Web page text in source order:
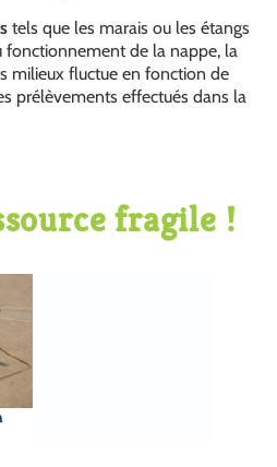
tels que les marais ou les étangs
de la nappe, la
milieux fluctue en fonction de
prélèvements effectués dans la
fragile !